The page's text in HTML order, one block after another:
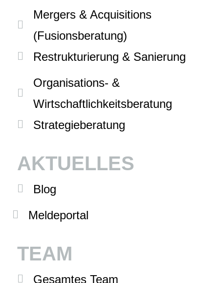
Mergers & Acquisitions
(Fusionsberatung)
Restrukturierung & Sanierung
Organisations- &
Wirtschaftlichkeitsberatung
Strategieberatung
AKTUELLES
Blog
Meldeportal
TEAM
Gesamtes Team